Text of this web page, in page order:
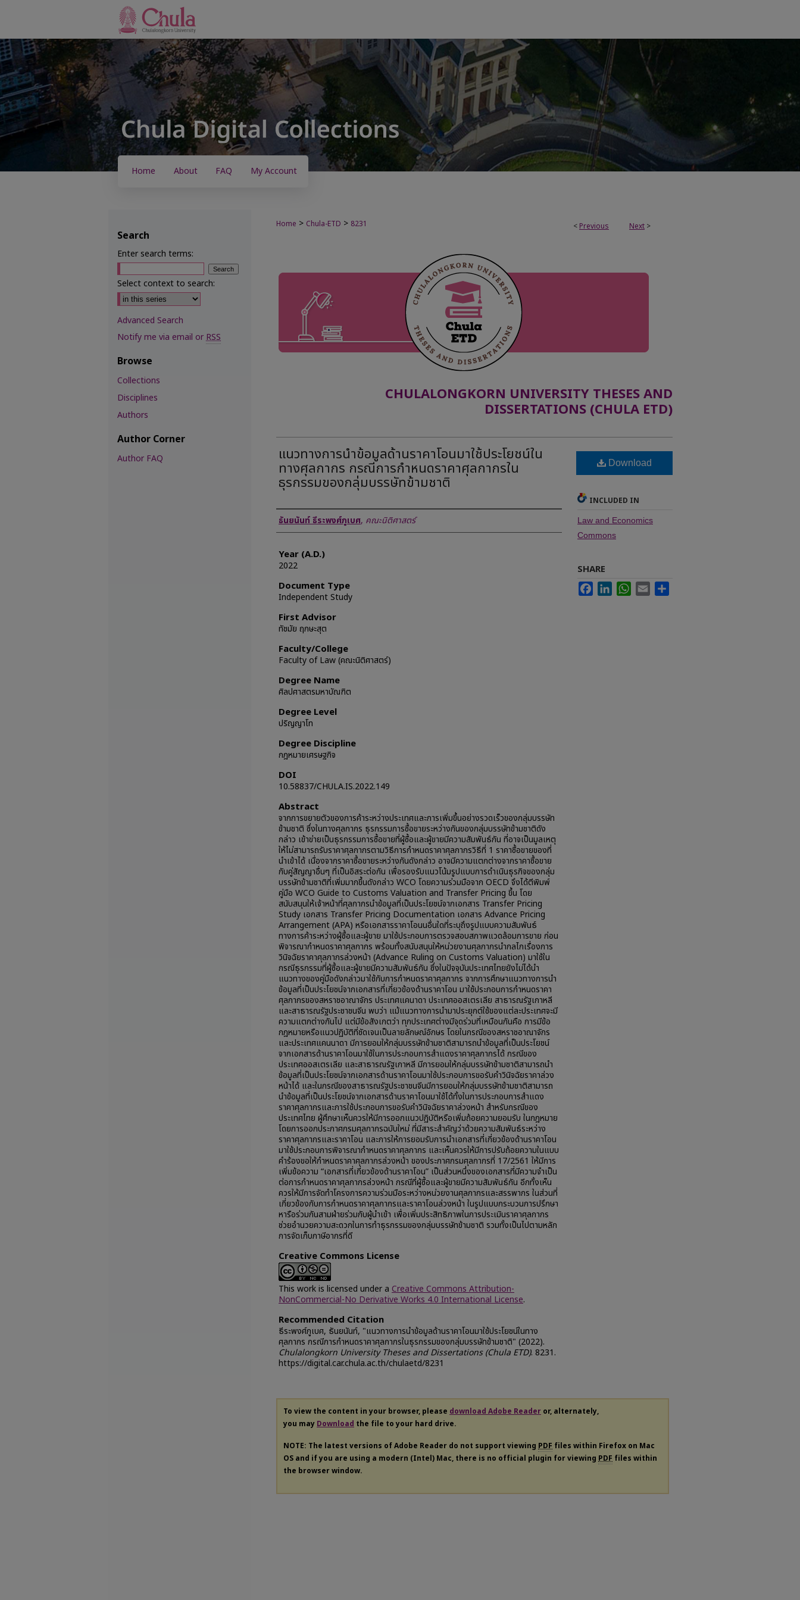
Home About FAQ My Account
< Previous Next >
Home > Chula-ETD > 8231
CHULALONGKORN UNIVERSITY THESES AND
DISSERTATIONS (CHULA ETD)
แนวทางการนำข้อมูลด้านราคาโอนมาใช้ประโยชน์ใน
ทางศุลกากร กรณีการกำหนดราคาศุลกากรใน
ธุรกรรมของกลุ่มบรรษัทข้ามชาติ
Author
ธันยนันท์ ธีระพงศ์ภูเบศ, คณะนิติศาสตร์
Year (A.D.)
2022
Document Type
Independent Study
First Advisor
ทัชมัย ฤกษะสุต
Faculty/College
Faculty of Law (คณะนิติศาสตร์)
Degree Name
ศิลปศาสตรมหาบัณฑิต
Degree Level
ปริญญาโท
Degree Discipline
กฎหมายเศรษฐกิจ
DOI
10.58837/CHULA.IS.2022.149
Abstract
จากการขยายตัวของการค้าระหว่างประเทศและการเพิ่มขึ้นอย่างรวดเร็วของกลุ่มบรรษัท
ข้ามชาติ ซึ่งในทางศุลกากร ธุรกรรมการซื้อขายระหว่างกันของกลุ่มบรรษัทข้ามชาติดัง
กล่าว เข้าข่ายเป็นธุรกรรมการซื้อขายที่ผู้ซื้อและผู้ขายมีความสัมพันธ์กัน ที่อาจเป็นมูลเหตุ
ให้ไม่สามารถรับราคาศุลกากรตามวิธีการกำหนดราคาศุลกากรวิธีที่ 1 ราคาซื้อขายของที่
นำเข้าได้ เนื่องจากราคาซื้อขายระหว่างกันดังกล่าว อาจมีความแตกต่างจากราคาซื้อขาย
กับคู่สัญญาอื่นๆ ที่เป็นอิสระต่อกัน เพื่อรองรับแนวโน้มรูปแบบการดำเนินธุรกิจของกลุ่ม
บรรษัทข้ามชาติที่เพิ่มมากขึ้นดังกล่าว WCO โดยความร่วมมือจาก OECD จึงได้ตีพิมพ์
คู่มือ WCO Guide to Customs Valuation and Transfer Pricing ขึ้น โดย
สนับสนุนให้เจ้าหน้าที่ศุลกากรนำข้อมูลที่เป็นประโยชน์จากเอกสาร Transfer Pricing
Study เอกสาร Transfer Pricing Documentation เอกสาร Advance Pricing
Arrangement (APA) หรือเอกสารราคาโอนนอื่นใดที่ระบุถึงรูปแบบความสัมพันธ์
ทางการค้าระหว่างผู้ซื้อและผู้ขาย มาใช้ประกอบการตรวจสอบสภาพแวดล้อมการขาย ก่อน
พิจารณากำหนดราคาศุลกากร พร้อมทั้งสนับสนุนให้หน่วยงานศุลกากรนำกลไกเรื่องการ
วินิจฉัยราคาศุลกากรล่วงหน้า (Advance Ruling on Customs Valuation) มาใช้ใน
กรณีธุรกรรมที่ผู้ซื้อและผู้ขายมีความสัมพันธ์กัน ซึ่งในปัจจุบันประเทศไทยยังไม่ได้นำ
แนวทางของคู่มือดังกล่าวมาใช้กับการกำหนดราคาศุลกากร จากการศึกษาแนวทางการนำ
ข้อมูลที่เป็นประโยชน์จากเอกสารที่เกี่ยวข้องด้านราคาโอน มาใช้ประกอบการกำหนดราคา
ศุลกากรของสหราชอาณาจักร ประเทศแคนาดา ประเทศออสเตรเลีย สาธารณรัฐเกาหลี
และสาธารณรัฐประชาชนจีน พบว่า แม้แนวทางการนำมาประยุกต์ใช้ของแต่ละประเทศจะมี
ความแตกต่างกันไป แต่มีข้อสังเกตว่า ทุกประเทศต่างมีจุดร่วมที่เหมือนกันคือ การมีข้อ
กฎหมายหรือแนวปฏิบัติที่ชัดเจนเป็นลายลักษณ์อักษร โดยในกรณีของสหราชอาณาจักร
และประเทศแคนนาดา มีการยอมให้กลุ่มบรรษัทข้ามชาติสามารถนำข้อมูลที่เป็นประโยชน์
จากเอกสารด้านราคาโอนมาใช้ในการประกอบการสำแดงราคาศุลกากรได้ กรณีของ
ประเทศออสเตรเลีย และสาธารณรัฐเกาหลี มีการยอมให้กลุ่มบรรษัทข้ามชาติสามารถนำ
ข้อมูลที่เป็นประโยชน์จากเอกสารด้านราคาโอนมาใช้ประกอบการขอรับคำวินิจฉัยราคาล่วง
หน้าได้ และในกรณีของสาธารณรัฐประชาชนจีนมีการยอมให้กลุ่มบรรษัทข้ามชาติสามารถ
นำข้อมูลที่เป็นประโยชน์จากเอกสารด้านราคาโอนมาใช้ได้ทั้งในการประกอบการสำแดง
ราคาศุลกากรและการใช้ประกอบการขอรับคำวินิจฉัยราคาล่วงหน้า สำหรับกรณีของ
ประเทศไทย ผู้ศึกษาเห็นควรให้มีการออกแนวปฏิบัติหรือเพิ่มถ้อยความยอมรับ ในกฎหมาย
โดยการออกประกาศกรมศุลกากรฉบับใหม่ ที่มีสาระสำคัญว่าด้วยความสัมพันธ์ระหว่าง
ราคาศุลกากรและราคาโอน และการให้การยอมรับการนำเอกสารที่เกี่ยวข้องด้านราคาโอน
มาใช้ประกอบการพิจารณากำหนดราคาศุลกากร และเห็นควรให้มีการปรับถ้อยความในแบบ
คำร้องขอให้กำหนดราคาศุลกากรล่วงหน้า ของประกาศกรมศุลกากรที่ 17/2561 ให้มีการ
เพิ่มข้อความ “เอกสารที่เกี่ยวข้องด้านราคาโอน” เป็นส่วนหนึ่งของเอกสารที่มีความจำเป็น
ต่อการกำหนดราคาศุลกากรล่วงหน้า กรณีที่ผู้ซื้อและผู้ขายมีความสัมพันธ์กัน อีกทั้งเห็น
ควรให้มีการจัดทำโครงการความร่วมมือระหว่างหน่วยงานศุลกากรและสรรพากร ในส่วนที่
เกี่ยวข้องกับการกำหนดราคาศุลกากรและราคาโอนล่วงหน้า ในรูปแบบกระบวนการปรึกษา
หารือร่วมกันสามฝ่ายร่วมกับผู้นำเข้า เพื่อเพิ่มประสิทธิภาพในการประเมินราคาศุลกากร
ช่วยอำนวยความสะดวกในการทำธุรกรรมของกลุ่มบรรษัทข้ามชาติ รวมทั้งเป็นไปตามหลัก
การจัดเก็บภาษีอากรที่ดี
Creative Commons License
This work is licensed under a Creative Commons Attribution-
NonCommercial-No Derivative Works 4.0 International License.
Recommended Citation
ธีระพงศ์ภูเบศ, ธันยนันท์, "แนวทางการนำข้อมูลด้านราคาโอนมาใช้ประโยชน์ในทาง
ศุลกากร กรณีการกำหนดราคาศุลกากรในธุรกรรมของกลุ่มบรรษัทข้ามชาติ" (2022).
Chulalongkorn University Theses and Dissertations (Chula ETD). 8231.
https://digital.car.chula.ac.th/chulaetd/8231
Download
INCLUDED IN
Law and Economics
Commons
SHARE
FacebookLinkedInWhatsApp
Email
To view the content in your browser, please download Adobe Reader or, alternately,
you may Download the file to your hard drive.
NOTE: The latest versions of Adobe Reader do not support viewing PDF files within Firefox on Mac
OS and if you are using a modern (Intel) Mac, there is no official plugin for viewing PDF files within
the browser window.
Search
Enter search terms:
Select context to search:
Advanced Search
Notify me via email orRSS
Browse
Collections
Disciplines
Authors
Author Corner
Author FAQ